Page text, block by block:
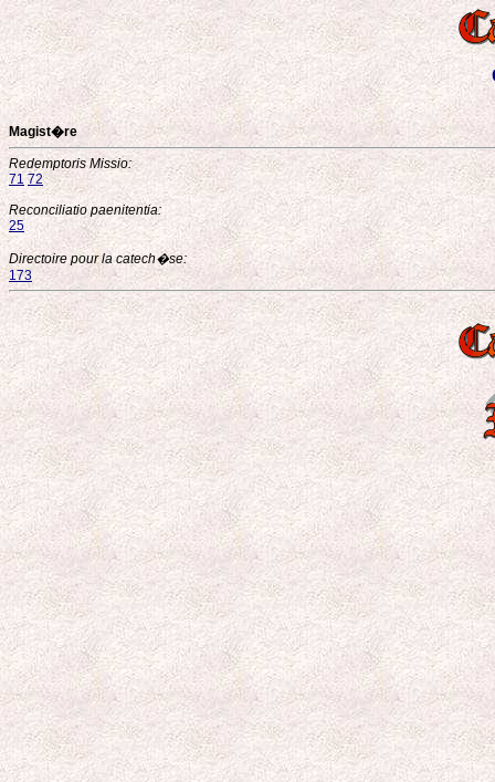
Magist�re
Redemptoris Missio:
71 72
Reconciliatio paenitentia:
25
Directoire pour la catech�se:
173